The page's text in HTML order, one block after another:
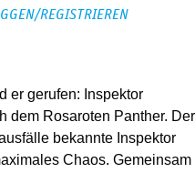
REGISTRIEREN
er gerufen: Inspektor
dem Rosaroten Panther. Der
bekannte Inspektor
Chaos. Gemeinsam